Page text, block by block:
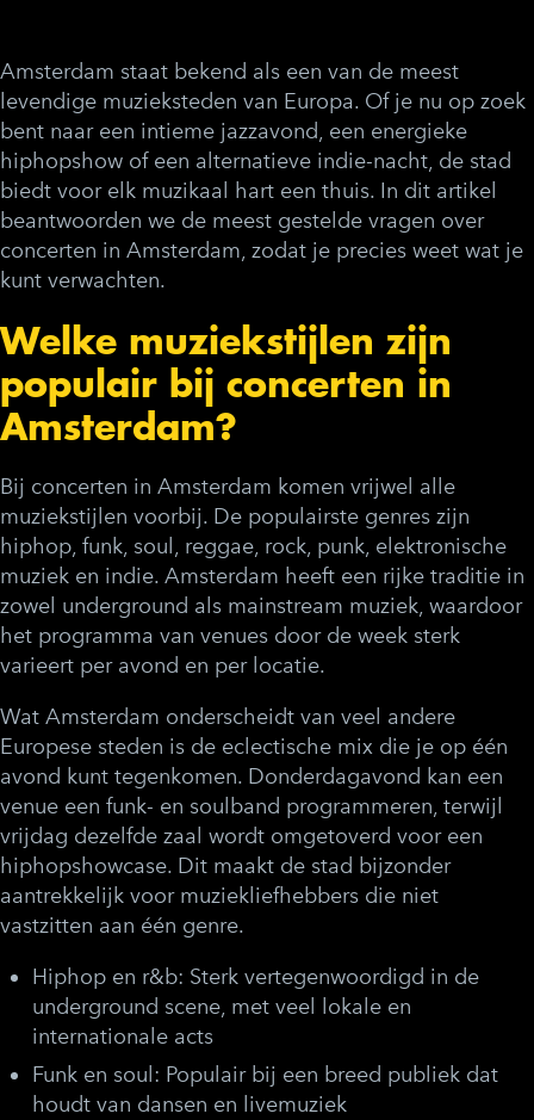
Amsterdam staat bekend als een van de meest
levendige muzieksteden van Europa. Of je nu op zoek
bent naar een intieme jazzavond, een energieke
hiphopshow of een alternatieve indie-nacht, de stad
biedt voor elk muzikaal hart een thuis. In dit artikel
beantwoorden we de meest gestelde vragen over
concerten in Amsterdam, zodat je precies weet wat je
kunt verwachten.
Welke muziekstijlen zijn
populair bij concerten in
Amsterdam?
Bij concerten in Amsterdam komen vrijwel alle
muziekstijlen voorbij. De populairste genres zijn
hiphop, funk, soul, reggae, rock, punk, elektronische
muziek en indie. Amsterdam heeft een rijke traditie in
zowel underground als mainstream muziek, waardoor
het programma van venues door de week sterk
varieert per avond en per locatie.
Wat Amsterdam onderscheidt van veel andere
Europese steden is de eclectische mix die je op één
avond kunt tegenkomen. Donderdagavond kan een
venue een funk- en soulband programmeren, terwijl
vrijdag dezelfde zaal wordt omgetoverd voor een
hiphopshowcase. Dit maakt de stad bijzonder
aantrekkelijk voor muziekliefhebbers die niet
vastzitten aan één genre.
Hiphop en r&b: Sterk vertegenwoordigd in de
underground scene, met veel lokale en
internationale acts
Funk en soul: Populair bij een breed publiek dat
houdt van dansen en livemuziek